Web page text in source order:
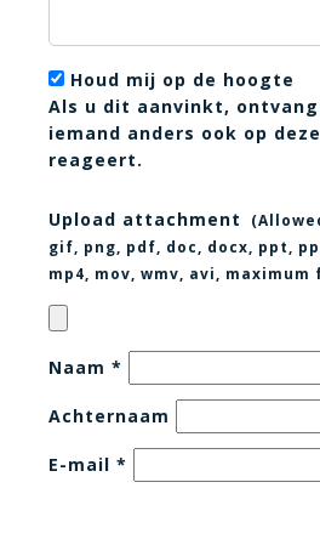
Houd mij op de hoogte
Als u dit aanvinkt,
iemand anders ook op
reageert.
Upload attachment
gif, png, pdf, doc, docx, ppt,
mp4, mov, wmv, avi
,
Naam *
Achternaam
E-mail *